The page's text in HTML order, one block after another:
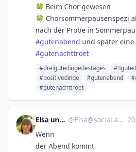
🍀 Beim Chor gewesen
🍀 Chorsommerpausenspezi
nach der Probe in
#gutenabend und später eine
#gutenachttroet
#dreigutedingedestages
#positivedinge
#gutenabend
#gutenachttroet
Elsa und Balou @Elsa@social.anoxinon.de ·
Wenn
der Abend kommt,